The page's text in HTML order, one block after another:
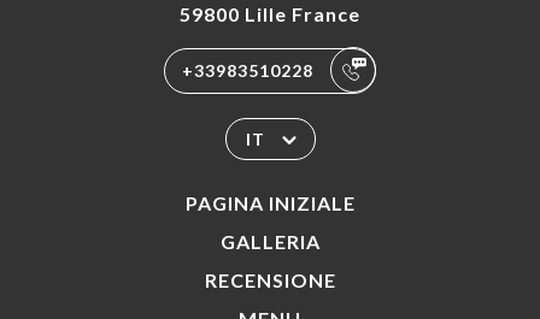
59800 Lille France
+33983510228
IT
PAGINA INIZIALE
GALLERIA
RECENSIONE